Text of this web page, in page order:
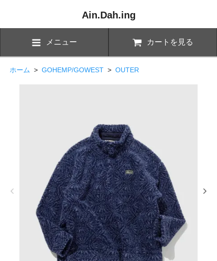
Ain.Dah.ing
メニュー カートを見る
ホーム > GOHEMP/GOWEST > OUTER